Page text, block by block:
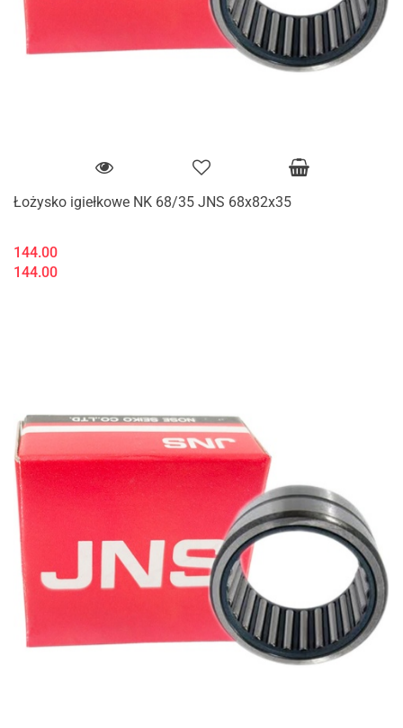
Łożysko igiełkowe NK 68/35 JNS 68x82x35
144.00
144.00